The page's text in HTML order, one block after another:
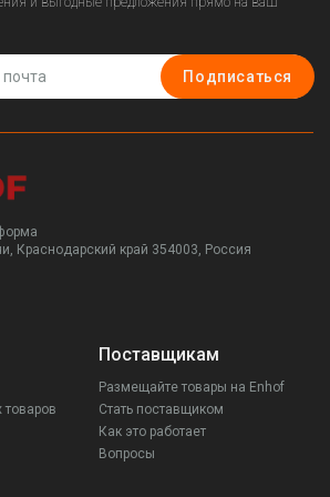
Подписаться
Краснодарский край 354003, Россия
Поставщикам
Размещайте товары на Enhof
Стать поставщиком
Как это работает
Вопросы